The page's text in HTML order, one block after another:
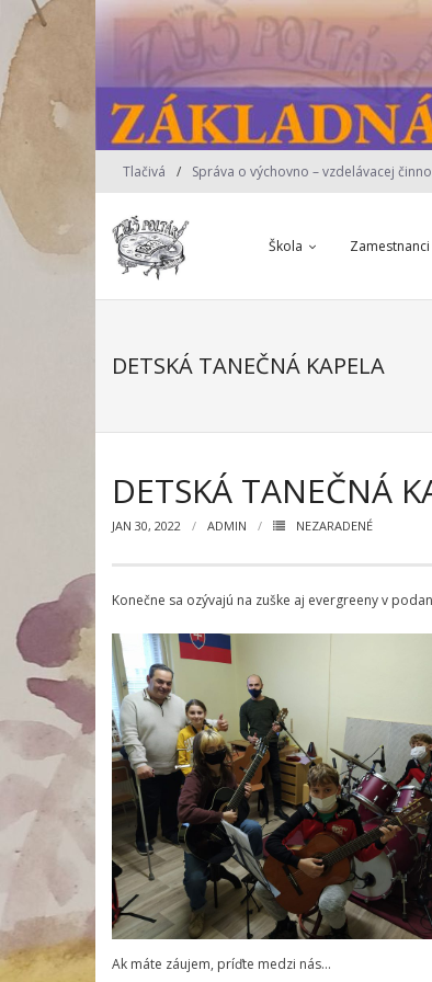
Tlačivá Správa o výchovno – vzdelávacej
Škola Zamestnanci
DETSKÁ TANEČNÁ KAPELA
DETSKÁ TANEČNÁ
JAN 30, 2022 ADMIN NEZARADENÉ
Konečne sa ozývajú na zuške aj evergreeny v
Ak máte záujem, príďte medzi nás…